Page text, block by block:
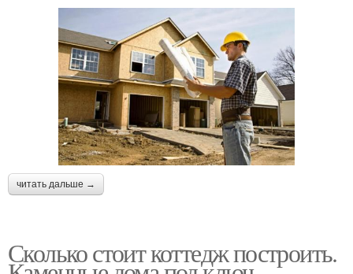
читать дальше →
Сколько стоит коттедж построить.